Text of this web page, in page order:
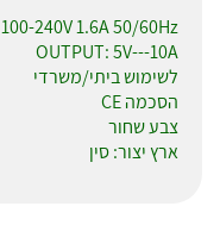
240V 1.6A 50/60Hz
OUTPUT: 5V---10A
לשימוש ביתי/משרדי
הסכמה CE
צבע שחור
ארץ יצור: סין